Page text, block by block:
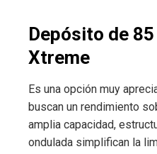
Depósito de
Xtreme
Es una opción muy
buscan un rendimiento
amplia capacidad,
ondulada simplifican la